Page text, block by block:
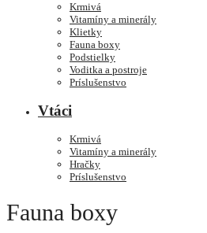
Krmivá
Vitamíny a minerály
Klietky
Fauna boxy
Podstielky
Voditka a postroje
Príslušenstvo
Vtáci
Krmivá
Vitamíny a minerály
Hračky
Príslušenstvo
Fauna boxy